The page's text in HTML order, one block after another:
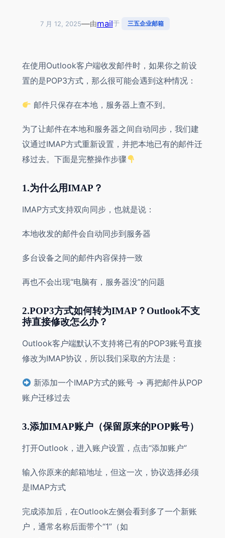
7 月 12, 2025—由mail于 三五企业邮箱
在使用Outlook客户端收发邮件时，如果你之前设
置的是POP3方式，那么很可能会遇到这种情况：
邮件只保存在本地，服务器上查不到。
为了让邮件在本地和服务器之间自动同步，我们建
议通过IMAP方式重新设置，并把本地已有的邮件迁
移过去。下面是完整操作步骤
1.为什么用IMAP？
IMAP方式支持双向同步，也就是说：
本地收发的邮件会自动同步到服务器
多台设备之间的邮件内容保持一致
再也不会出现“电脑有，服务器没”的问题
2.POP3方式如何转为IMAP？Outlook不支
持直接修改怎么办？
Outlook客户端默认不支持将已有的POP3账号直接
修改为IMAP协议，所以我们采取的方法是：
新添加一个IMAP方式的账号 → 再把邮件从POP
账户迁移过去
3.添加IMAP账户（保留原来的POP账号）
打开Outlook，进入账户设置，点击“添加账户”
输入你原来的邮箱地址，但这一次，协议选择必须
是IMAP方式
完成添加后，在Outlook左侧会看到多了一个新账
户，通常名称后面带个“1”（如